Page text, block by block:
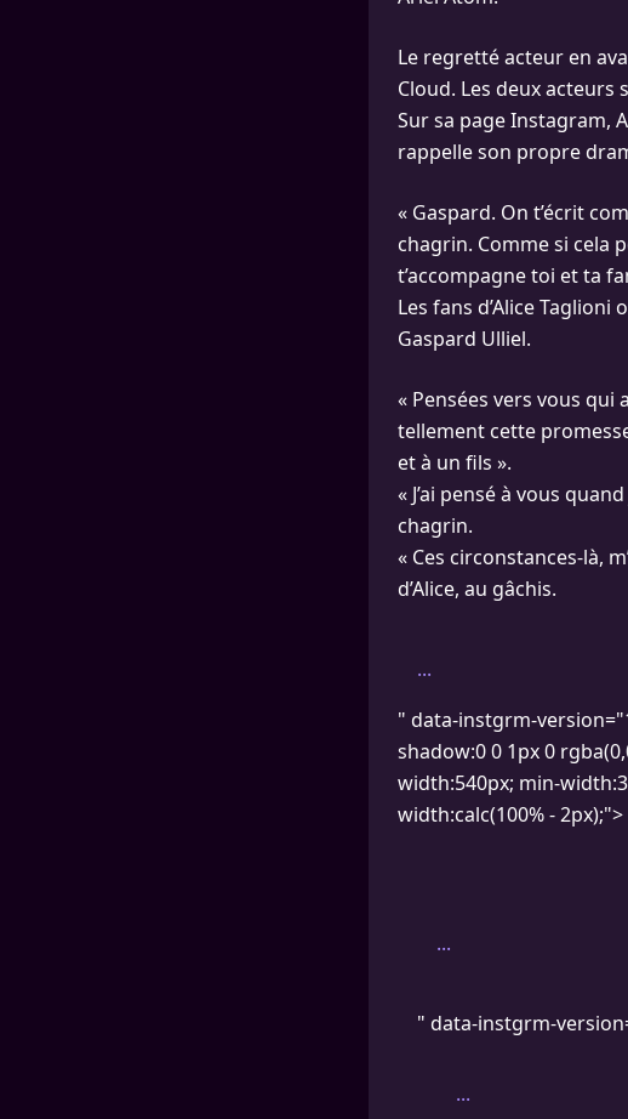
Le regretté acteur en
Cloud. Les deux acteurs
Sur sa page Instagram,
rappelle son propre
« Gaspard. On t’écrit
chagrin. Comme si cela
t’accompagne toi et ta
Les fans d’Alice
Gaspard Ulliel.
« Pensées vers vous
tellement cette
et à un fils ».
« J’ai pensé à vous
chagrin.
« Ces circonstances-là,
d’Alice, au gâchis.
...
" data-instgrm-
shadow:0 0 1px 0
width:540px; min-
width:calc(100% - 2px);">
...
" data-instgrm-
...